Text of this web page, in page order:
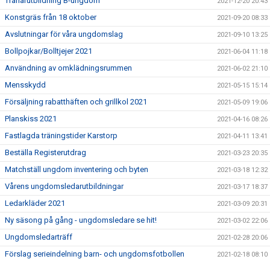
Konstgräs från 18 oktober 2021-09-20 08:33
Avslutningar för våra ungdomslag 2021-09-10 13:25
Bollpojkar/Bolltjejer 2021 2021-06-04 11:18
Användning av omklädningsrummen 2021-06-02 21:10
Mensskydd 2021-05-15 15:14
Försäljning rabatthäften och grillkol 2021 2021-05-09 19:06
Planskiss 2021 2021-04-16 08:26
Fastlagda träningstider Karstorp 2021-04-11 13:41
Beställa Registerutdrag 2021-03-23 20:35
Matchställ ungdom inventering och byten 2021-03-18 12:32
Vårens ungdomsledarutbildningar 2021-03-17 18:37
Ledarkläder 2021 2021-03-09 20:31
Ny säsong på gång - ungdomsledare se hit! 2021-03-02 22:06
Ungdomsledarträff 2021-02-28 20:06
Förslag serieindelning barn- och ungdomsfotbollen 2021-02-18 08:10